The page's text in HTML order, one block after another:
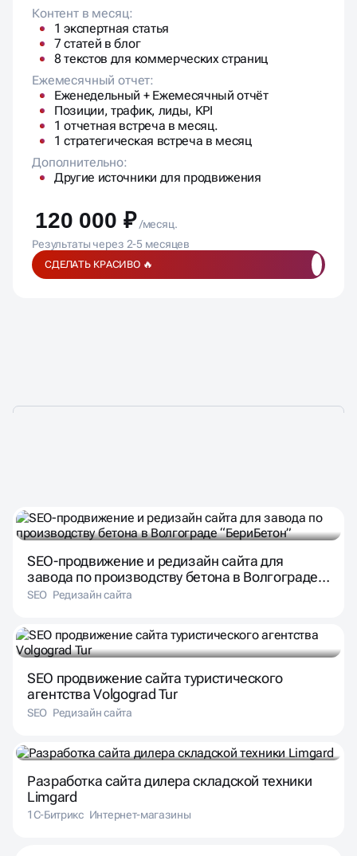
Контент в месяц:
1 экспертная статья
7 статей в блог
8 текстов для коммерческих страниц
Ежемесячный отчет:
Еженедельный + Ежемесячный отчёт
Позиции, трафик, лиды, KPI
1 отчетная встреча в месяц.
1 стратегическая встреча в месяц
Дополнительно:
Другие источники для продвижения
120 000 ₽ /месяц.
Результаты через 2-5 месяцев
СДЕЛАТЬ КРАСИВО 🔥
SEO-продвижение и редизайн сайта для
завода по производству бетона в Волгограде
“БериБетон”
SEO Редизайн сайта
SEO продвижение сайта туристического
агентства Volgograd Tur
SEO Редизайн сайта
Разработка сайта дилера складской техники
Limgard
1С-Битрикс Интернет-магазины